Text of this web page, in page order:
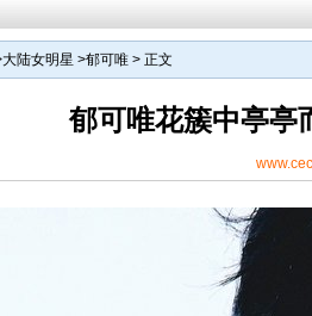
大陆女明星 >郁可唯 > 正文
郁可唯花簇中亭亭